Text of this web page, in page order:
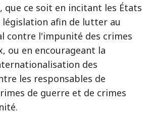
que ce soit en incitant les États
afin de lutter au
contre l'impunité des crimes
ou en encourageant la
des
les responsables de
de guerre et de crimes